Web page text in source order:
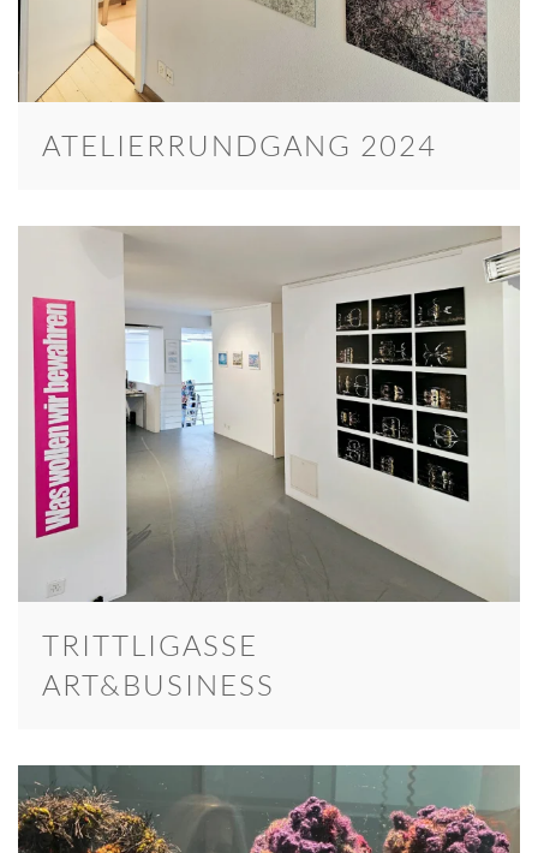
ATELIERRUNDGANG 2024
TRITTLIGASSE
ART&BUSINESS